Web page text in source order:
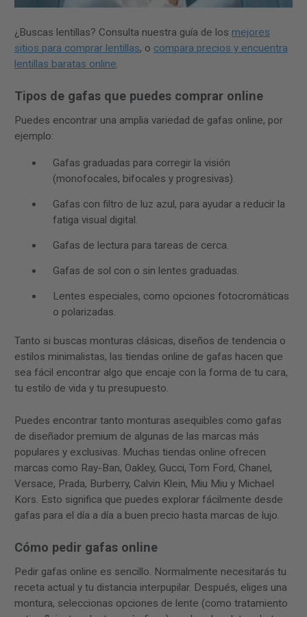
¿Buscas lentillas? Consulta nuestra guía de los mejores
sitios para comprar lentillas, o compara precios y encuentra
lentillas baratas online.
Tipos de gafas que puedes comprar online
Puedes encontrar una amplia variedad de gafas online, por
ejemplo:
Gafas graduadas para corregir la visión
(monofocales, bifocales y progresivas).
Gafas con filtro de luz azul, para ayudar a reducir la
fatiga visual digital.
Gafas de lectura para tareas de cerca.
Gafas de sol con o sin lentes graduadas.
Lentes especiales, como opciones fotocromáticas
o polarizadas.
Tanto si buscas monturas clásicas, diseños de tendencia o
estilos minimalistas, las tiendas online de gafas hacen que
sea fácil encontrar algo que encaje con la forma de tu cara,
tu estilo de vida y tu presupuesto.
Puedes encontrar tanto monturas asequibles como gafas
de diseñador premium de algunas de las marcas más
populares y exclusivas. Muchas tiendas online ofrecen
marcas como Ray-Ban, Oakley, Gucci, Tom Ford, Chanel,
Versace, Prada, Burberry, Calvin Klein, Miu Miu y Michael
Kors. Esto significa que puedes explorar fácilmente desde
gafas para el día a día a buen precio hasta marcas de lujo.
Cómo pedir gafas online
Pedir gafas online es sencillo. Normalmente necesitarás tu
receta actual y tu distancia interpupilar. Después, eliges una
montura, seleccionas opciones de lente (como tratamiento